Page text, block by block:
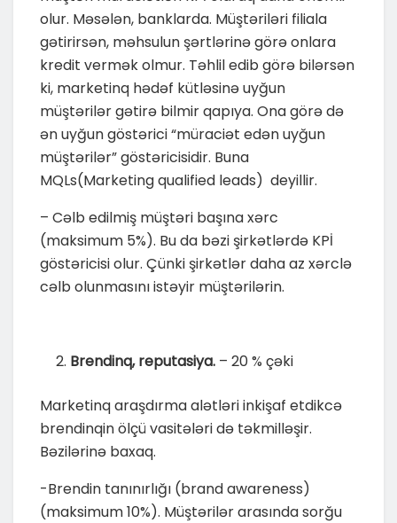
olur. Məsələn, banklarda. Müştəriləri filiala
gətirirsən, məhsulun şərtlərinə görə onlara
kredit vermək olmur. Təhlil edib görə bilərsən
ki, marketinq hədəf kütləsinə uyğun
müştərilər gətirə bilmir qapıya. Ona görə də
ən uyğun göstərici “müraciət edən uyğun
müştərilər” göstəricisidir. Buna
MQLs(Marketing qualified leads) deyillir.
– Cəlb edilmiş müştəri başına xərc
(maksimum 5%). Bu da bəzi şirkətlərdə KPİ
göstəricisi olur. Çünki şirkətlər daha az xərclə
cəlb olunmasını istəyir müştərilərin.
Brendinq, reputasiya. – 20 % çəki
Marketinq araşdırma alətləri inkişaf etdikcə
brendinqin ölçü vasitələri də təkmilləşir.
Bəzilərinə baxaq.
-Brendin tanınırlığı (brand awareness)
(maksimum 10%). Müştərilər arasında sorğu